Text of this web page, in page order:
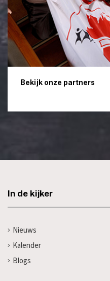
Bekijk onze partners
In de kijker
Nieuws
Kalender
Blogs